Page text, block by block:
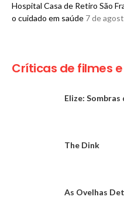
Hospital Casa de Retiro São
o cuidado em saúde 7 de
Críticas de filmes
Elize:
The Dink
As Ovelhas